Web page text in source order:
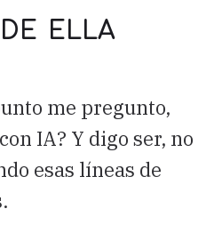
ella
me pregunto,
IA? Y digo ser, no
esas líneas de